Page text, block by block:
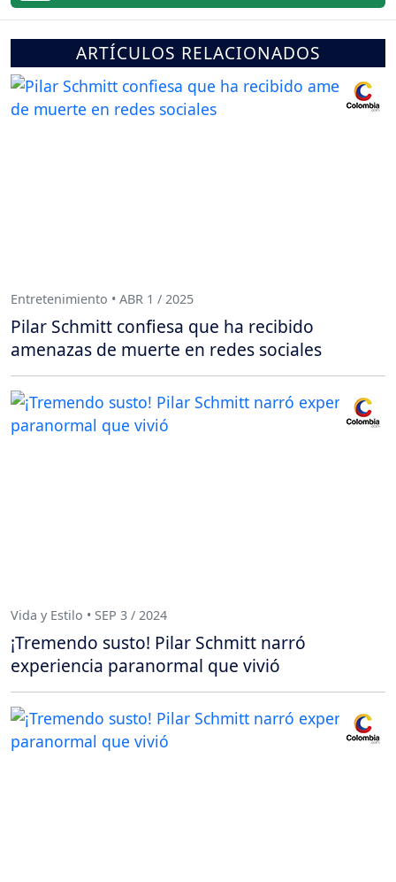
ARTÍCULOS RELACIONADOS
Entretenimiento • ABR 1 / 2025
Pilar Schmitt confiesa que ha recibido
amenazas de muerte en redes sociales
Vida y Estilo • SEP 3 / 2024
¡Tremendo susto! Pilar Schmitt narró
experiencia paranormal que vivió